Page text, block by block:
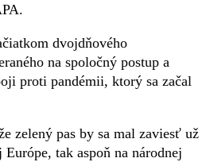
dvojdňového
na spoločný postup a
proti pandémii, ktorý sa začal
zelený pas by sa mal zaviesť už
tak aspoň na národnej